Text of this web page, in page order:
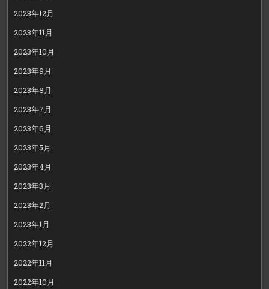
2023年12月
2023年11月
2023年10月
2023年9月
2023年8月
2023年7月
2023年6月
2023年5月
2023年4月
2023年3月
2023年2月
2023年1月
2022年12月
2022年11月
2022年10月